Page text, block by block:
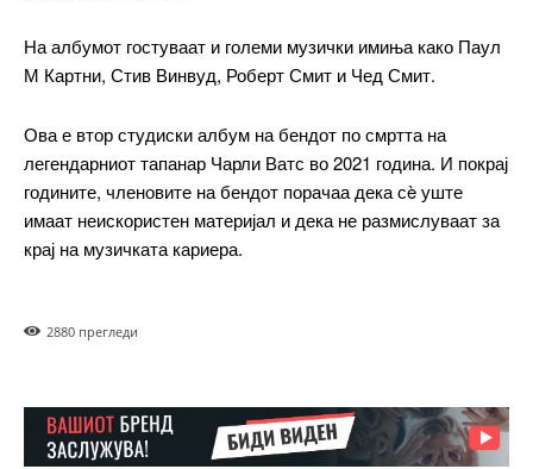
━ pricing plans
ИЗБЕРЕТЕ ПЛАН
На албумот гостуваат и големи музички имиња како Паул
М Картни, Стив Винвуд, Роберт Смит и Чед Смит.
Ова е втор студиски албум на бендот по смртта на
легендарниот тапанар Чарли Ватс во 2021 година. И покрај
годините, членовите на бендот порачаа дека сè уште
имаат неискористен материјал и дека не размислуваат за
крај на музичката кариера.
2880 прегледи